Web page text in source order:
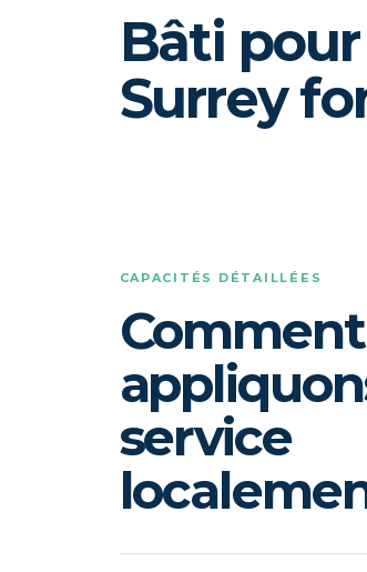
Bâti
Surrey
CAPACITÉS DÉTAILLÉES
service